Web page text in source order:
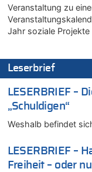
06.08.2026 -
Zurück an den
06.08.2026 -
Frau hörte
06.08.2026 - 14:44
Zweite Hitzewelle
06.08.2026 -
Zweite Hitzewelle
06.08.2026 - 14:26
06.08.2026 - 14:11
Zweite Hitzewelle
Veranstaltung zu
Jahr soziale Projekte
Leserbrief
LESERBRIEF –
„Schuldigen“
Weshalb befindet
LESERBRIEF –
Freiheit – oder